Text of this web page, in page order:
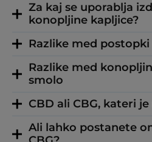
Za kaj se uporablja
konopljine kapljice?
Razlike med
Razlike med
smolo
CBD ali CBG, kateri
Ali lahko postanete